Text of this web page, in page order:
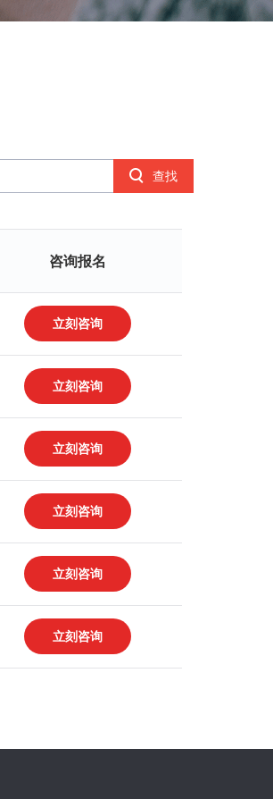
查找
咨询报名
立刻咨询
立刻咨询
立刻咨询
立刻咨询
立刻咨询
立刻咨询